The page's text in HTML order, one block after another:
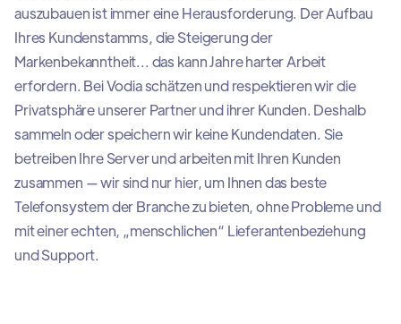
auszubauen ist immer eine Herausforderung. Der Aufbau
Ihres Kundenstamms, die Steigerung der
Markenbekanntheit... das kann Jahre harter Arbeit
erfordern. Bei Vodia schätzen und respektieren wir die
Privatsphäre unserer Partner und ihrer Kunden. Deshalb
sammeln oder speichern wir keine Kundendaten. Sie
betreiben Ihre Server und arbeiten mit Ihren Kunden
zusammen — wir sind nur hier, um Ihnen das beste
Telefonsystem der Branche zu bieten, ohne Probleme und
mit einer echten, „menschlichen“ Lieferantenbeziehung
und Support.